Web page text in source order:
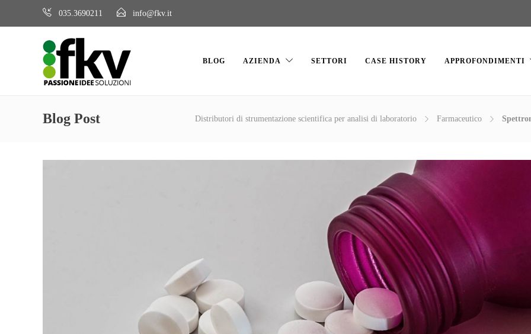
035.3690211 info@fkv.it
BLOG AZIENDA SETTORI CASE HISTORY APPROFONDIMENTI
Blog Post Distributori di strumentazione scientifica per analisi di laboratorio Farmaceutico